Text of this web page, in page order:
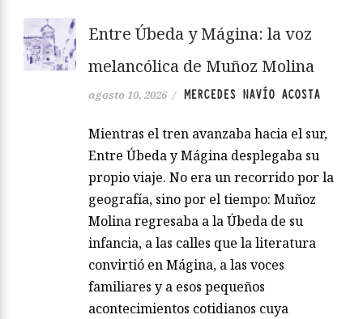
Entre Úbeda y Mágina: la voz
melancólica de Muñoz Molina
agosto 10, 2026 / MERCEDES NAVÍO ACOSTA
Mientras el tren avanzaba hacia el sur,
Entre Úbeda y Mágina desplegaba su
propio viaje. No era un recorrido por la
geografía, sino por el tiempo: Muñoz
Molina regresaba a la Úbeda de su
infancia, a las calles que la literatura
convirtió en Mágina, a las voces
familiares y a esos pequeños
acontecimientos cotidianos cuya